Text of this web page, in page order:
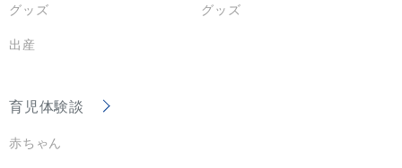
グッズ
出産
グッズ
育児体験談
赤ちゃん